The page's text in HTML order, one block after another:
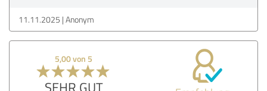
11.11.2025 Anonym
5,00 von 5
SEHR GUT